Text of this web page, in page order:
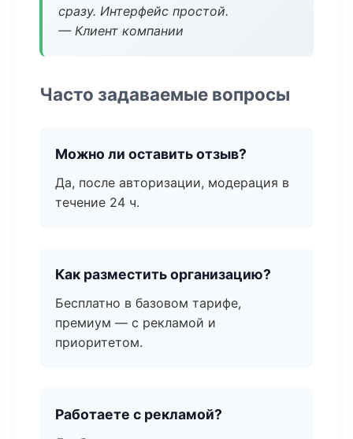
сразу. Интерфейс простой.
— Клиент компании
Часто задаваемые вопросы
Можно ли оставить отзыв?
Да, после авторизации, модерация в
течение 24 ч.
Как разместить организацию?
Бесплатно в базовом тарифе,
премиум — с рекламой и
приоритетом.
Работаете с рекламой?